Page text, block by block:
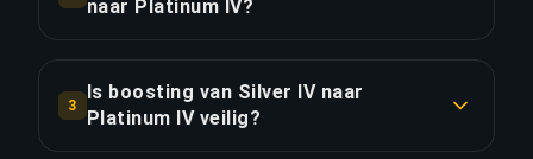
naar Platinum IV?
€74.90 voor de standaardoptie. Priority Order
kost €89.88, en het Full Package met streaming
3
Is boosting van Silver IV naar
Platinum IV veilig?